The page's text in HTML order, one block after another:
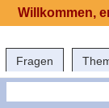
Fragen
Willkommen,